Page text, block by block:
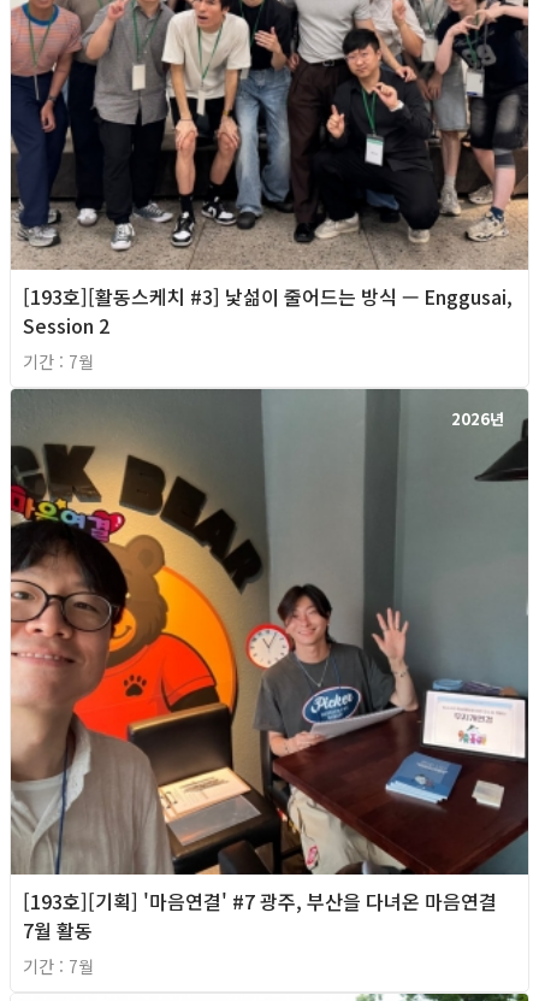
[193호][활동스케치 #3] 낯섦이 줄어드는 방식 — Enggusai,
Session 2
기간 : 7월
2026년
[193호][기획] '마음연결' #7 광주, 부산을 다녀온 마음연결
7월 활동
기간 : 7월